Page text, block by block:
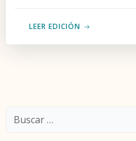
LEER EDICIÓN
Buscar: